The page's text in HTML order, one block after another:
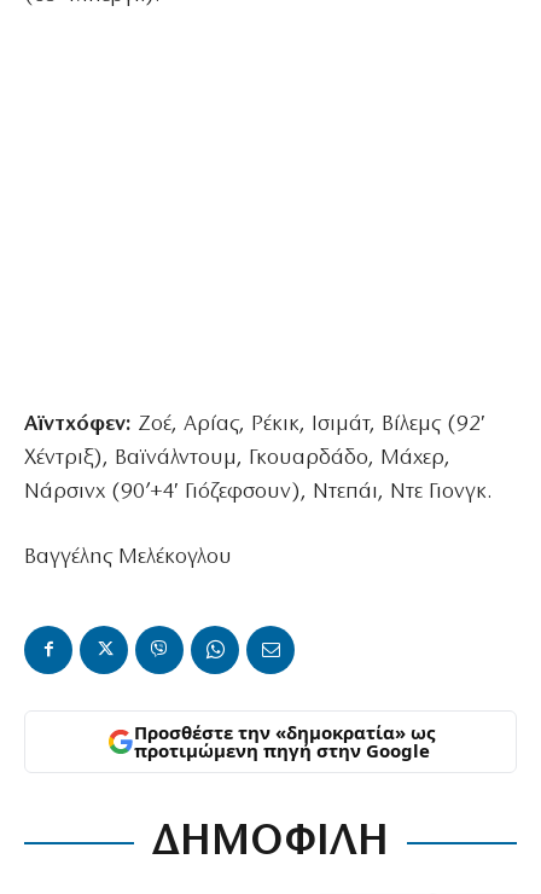
Αϊντχόφεν: Ζοέ, Αρίας, Ρέκικ, Ισιμάτ, Βίλεμς (92′
Χέντριξ), Βαϊνάλντουμ, Γκουαρδάδο, Μάχερ,
Νάρσινχ (90’+4′ Γιόζεφσουν), Ντεπάι, Ντε Γιονγκ.
Βαγγέλης Μελέκογλου
Προσθέστε την «δημοκρατία» ως
προτιμώμενη πηγή στην Google
ΔΗΜΟΦΙΛΗ